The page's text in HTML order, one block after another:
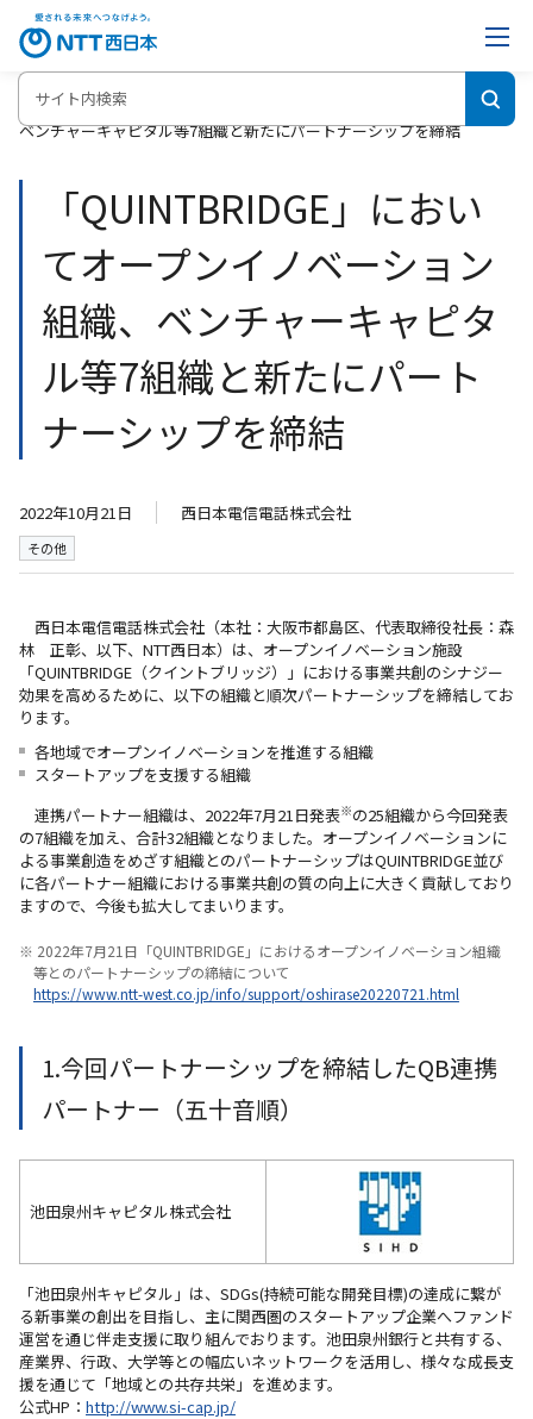
ホーム
「QUINTBRIDGE」においてオープンイノベーション組織、
ベンチャーキャピタル等7組織と新たにパートナーシップを締結
「QUINTBRIDGE」におい
てオープンイノベーション
組織、ベンチャーキャピタ
ル等7組織と新たにパート
ナーシップを締結
2022年10月21日 西日本電信電話株式会社
その他
西日本電信電話株式会社（本社：大阪市都島区、代表取締役社長：森
林 正彰、以下、NTT西日本）は、オープンイノベーション施設
「QUINTBRIDGE（クイントブリッジ）」における事業共創のシナジー
効果を高めるために、以下の組織と順次パートナーシップを締結してお
ります。
各地域でオープンイノベーションを推進する組織
スタートアップを支援する組織
連携パートナー組織は、2022年7月21日発表※の25組織から今回発表
の7組織を加え、合計32組織となりました。オープンイノベーションに
よる事業創造をめざす組織とのパートナーシップはQUINTBRIDGE並び
に各パートナー組織における事業共創の質の向上に大きく貢献しており
ますので、今後も拡大してまいります。
※ 2022年7月21日「QUINTBRIDGE」におけるオープンイノベーション組織
等とのパートナーシップの締結について
https://www.ntt-west.co.jp/info/support/oshirase20220721.html
1.今回パートナーシップを締結したQB連携
パートナー（五十音順）
池田泉州キャピタル株式会社
「池田泉州キャピタル」は、SDGs(持続可能な開発目標)の達成に繋が
る新事業の創出を目指し、主に関西圏のスタートアップ企業へファンド
運営を通じ伴走支援に取り組んでおります。池田泉州銀行と共有する、
産業界、行政、大学等との幅広いネットワークを活用し、様々な成長支
援を通じて「地域との共存共栄」を進めます。
公式HP： http://www.si-cap.jp/